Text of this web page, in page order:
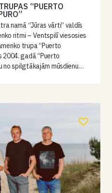
“PUERTO
namā “Jūras vārti” valdīs
ritmi – Ventspilī viesosies
trupa “Puerto
2004. gadā “Puerto
no spilgtākajām mūsdienu…